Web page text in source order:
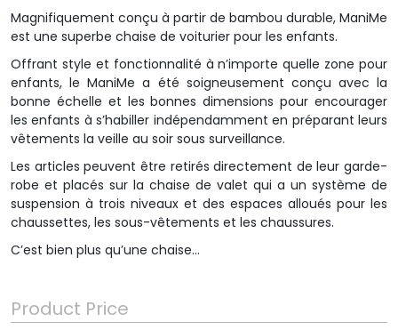
Magnifiquement conçu à partir de bambou durable, ManiMe
est une superbe chaise de voiturier pour les enfants.
Offrant style et fonctionnalité à n’importe quelle zone pour
enfants, le ManiMe a été soigneusement conçu avec la
bonne échelle et les bonnes dimensions pour encourager
les enfants à s’habiller indépendamment en préparant leurs
vêtements la veille au soir sous surveillance.
Les articles peuvent être retirés directement de leur garde-
robe et placés sur la chaise de valet qui a un système de
suspension à trois niveaux et des espaces alloués pour les
chaussettes, les sous-vêtements et les chaussures.
C’est bien plus qu’une chaise…
Product Price